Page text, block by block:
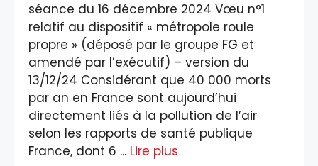
séance du 16 décembre 2024 Vœu n°1
relatif au dispositif « métropole roule
propre » (déposé par le groupe FG et
amendé par l’exécutif) – version du
13/12/24 Considérant que 40 000 morts
par an en France sont aujourd’hui
directement liés à la pollution de l’air
selon les rapports de santé publique
France, dont 6 ... Lire plus